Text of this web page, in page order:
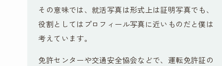
その意味では、就活写真は形式上は証明写真でも、
役割としてはプロフィール写真に近いものだと僕は
考えています。
免許センターや交通安全協会などで、運転免許証の